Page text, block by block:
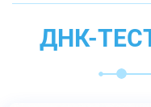
ДНК-